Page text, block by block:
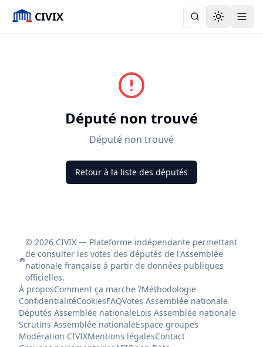
CIVIX Toggle
Député non trouvé
Député non trouvé
Retour à la liste des députés
© 2026 CIVIX — Plateforme indépendante permettant
de consulter les votes des députés de l'Assemblée
nationale française à partir de données publiques
officielles.
À proposComment ça marche ?Méthodologie
ConfidentialitéCookiesFAQVotes Assemblée nationale
Députés Assemblée nationaleLois Assemblée nationale
Scrutins Assemblée nationaleEspace groupes
Modération CIVIXMentions légalesContact